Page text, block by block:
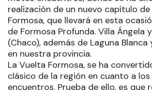
realización de un nuevo capítulo
Formosa, que llevará en esta
de Formosa Profunda. Villa Ángela
(Chaco), además de Laguna Blanca
en nuestra provincia.
La Vuelta Formosa, se ha
clásico de la región en cuanto a
encuentros. Prueba de ello, es que